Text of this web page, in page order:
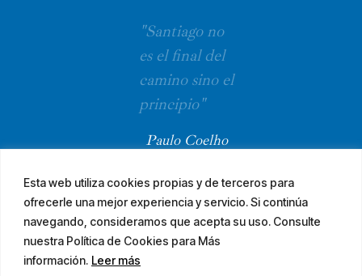
Esta web utiliza cookies propias y de terceros para
ofrecerle una mejor experiencia y servicio. Si continúa
navegando, consideramos que acepta su uso. Consulte
nuestra Política de Cookies para Más
información. Leer más
"Santiago no
es el final del
camino sino el
principio"
Paulo Coelho